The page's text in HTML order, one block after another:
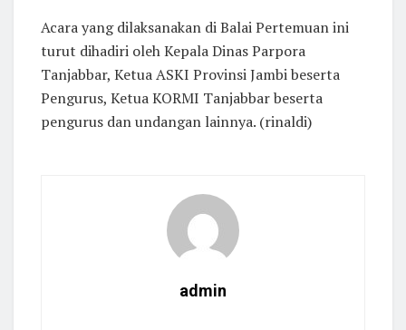
Acara yang dilaksanakan di Balai Pertemuan ini
turut dihadiri oleh Kepala Dinas Parpora
Tanjabbar, Ketua ASKI Provinsi Jambi beserta
Pengurus, Ketua KORMI Tanjabbar beserta
pengurus dan undangan lainnya. (rinaldi)
admin